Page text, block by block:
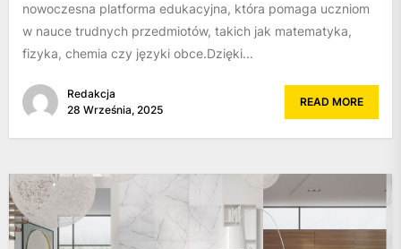
nowoczesna platforma edukacyjna, która pomaga uczniom
w nauce trudnych przedmiotów, takich jak matematyka,
fizyka, chemia czy języki obce.Dzięki...
Redakcja
28 Września, 2025
READ MORE